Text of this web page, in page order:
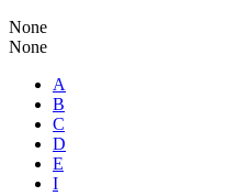
None
None
A
B
C
D
E
I